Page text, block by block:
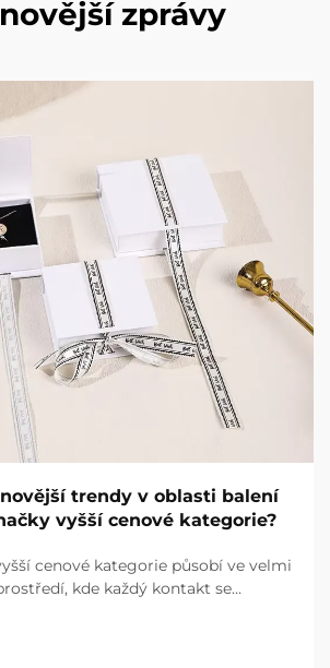
zprávy
trendy v oblasti balení
vyšší cenové kategorie?
cenové kategorie působí ve velmi
kde každý kontakt se
z jednoduché ochranné opatření
který značku odlišuje a ovlivňuje